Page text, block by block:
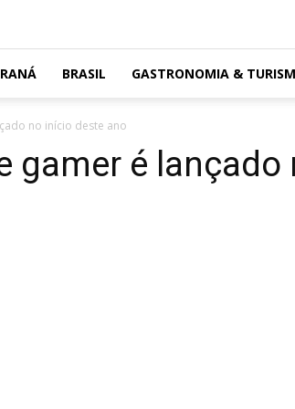
BRASIL GASTRONOMIA &
no início deste ano
gamer é